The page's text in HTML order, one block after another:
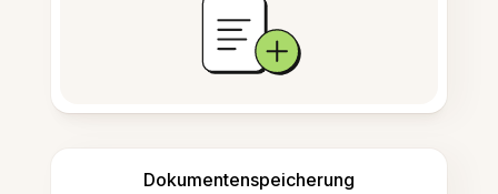
Dokumentenspeicherung